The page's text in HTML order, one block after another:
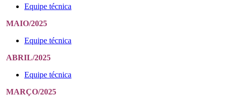
Equipe técnica
MAIO/2025
Equipe técnica
ABRIL/2025
Equipe técnica
MARÇO/2025